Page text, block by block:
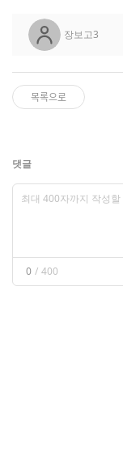
장보고3
목록으로
댓글
0 / 400